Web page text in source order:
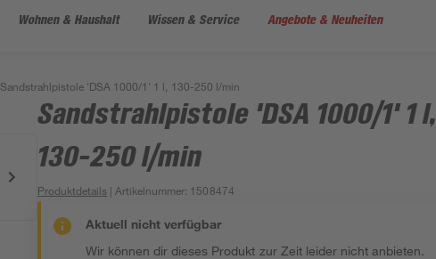
Wohnen & Haushalt Wissen & Service Angebote & Neuheiten
Sandstrahlpistole 'DSA 1000/1' 1 l, 130-250 l/min
Sandstrahlpistole 'DSA 1000/1' 1 l,
130-250 l/min
Produktdetails | Artikelnummer: 1508474
Aktuell nicht verfügbar
Wir können dir dieses Produkt zur Zeit leider nicht anbieten.